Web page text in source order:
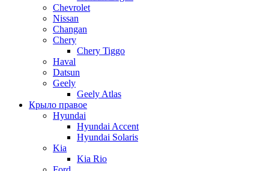
Chevrolet
Nissan
Changan
Chery
Chery Tiggo
Haval
Datsun
Geely
Geely Atlas
Крыло правое
Hyundai
Hyundai Accent
Hyundai Solaris
Kia
Kia Rio